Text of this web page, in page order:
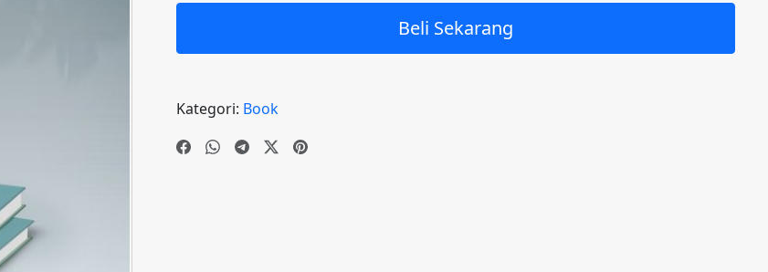
aian
Beli Sekarang
Kategori: Book